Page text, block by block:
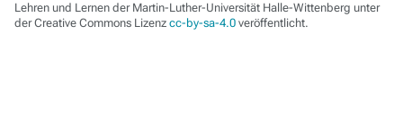
Lehren und Lernen der Martin-Luther-Universität Halle-Wittenberg unter
der Creative Commons Lizenz cc-by-sa-4.0 veröffentlicht.